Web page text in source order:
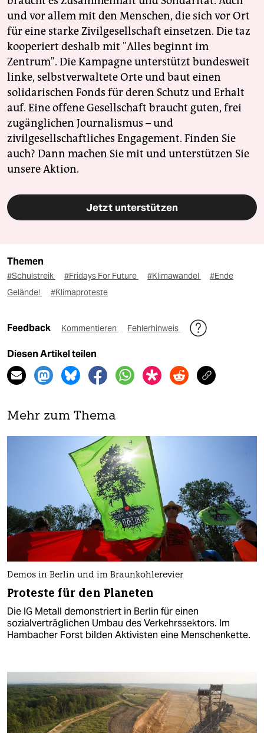
und vor allem mit den Menschen, die sich vor Ort
für eine starke Zivilgesellschaft einsetzen. Die taz
kooperiert deshalb mit "Alles beginnt im
Zentrum". Die Kampagne unterstützt bundesweit
linke, selbstverwaltete Orte und baut einen
solidarischen Fonds für deren Schutz und Erhalt
auf. Eine offene Gesellschaft braucht guten, frei
zugänglichen Journalismus – und
zivilgesellschaftliches Engagement. Finden Sie
auch? Dann machen Sie mit und unterstützen Sie
unsere Aktion.
Jetzt unterstützen
Themen
#Schulstreik #Fridays For Future #Klimawandel
#Ende
Gelände!
#Klimaproteste
Feedback Kommentieren Fehlerhinweis
Diesen Artikel teilen
Mehr zum Thema
Demos in Berlin und im Braunkohlerevier
Proteste für den Planeten
Die IG Metall demonstriert in Berlin für einen
sozialverträglichen Umbau des Verkehrssektors. Im
Hambacher Forst bilden Aktivisten eine Menschenkette.